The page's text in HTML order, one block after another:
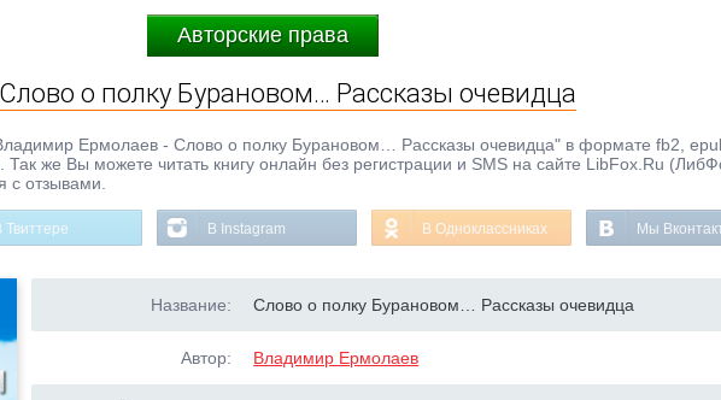
Авторские права
о полку Бурановом… Рассказы очевидца
Ермолаев - Слово о полку Бурановом… Рассказы очевидца" в формате fb2,
же Вы можете читать книгу онлайн без регистрации и SMS на сайте LibFox.Ru
с отзывами.
Твиттере В Instagram В Одноклассниках Мы
Название: Слово о полку Бурановом… Рассказы очевидца
Автор: Владимир Ермолаев